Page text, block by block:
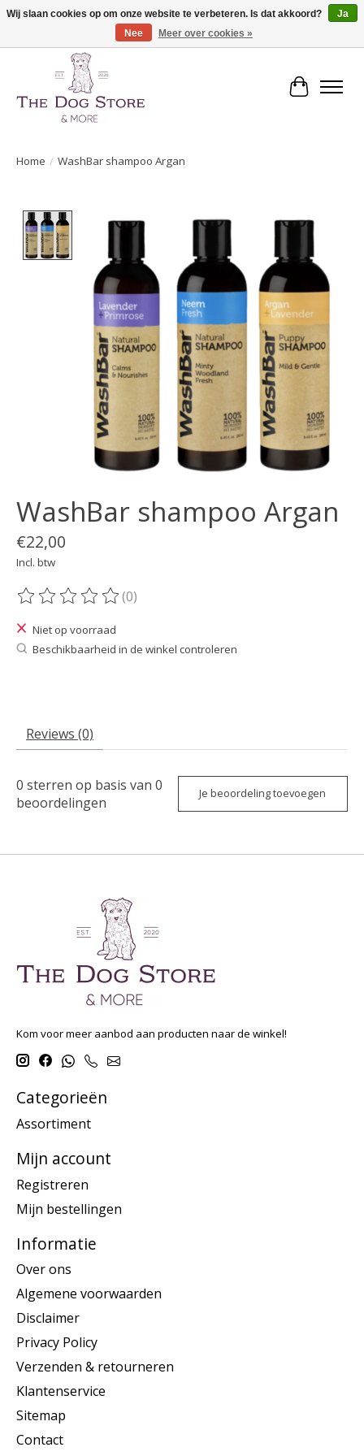
De speciaalzaak in hondenartikelen en meer!
Home / WashBar shampoo Argan
Product image slideshow Items
WashBar shampoo Argan
€22,00
Incl. btw
De beoordeling van dit product is
(0)
Niet op voorraad
Beschikbaarheid in de winkel controleren
Reviews (0)
0 sterren op basis van 0
beoordelingen
Je beoordeling toevoegen
Kom voor meer aanbod aan producten naar de winkel!
Categorieën
Assortiment
Mijn account
Registreren
Mijn bestellingen
Informatie
Over ons
Algemene voorwaarden
Disclaimer
Privacy Policy
Verzenden & retourneren
Klantenservice
Sitemap
Contact
Wij slaan cookies op om onze website te verbeteren. Is dat akkoord?
Ja
Nee
Meer over cookies »